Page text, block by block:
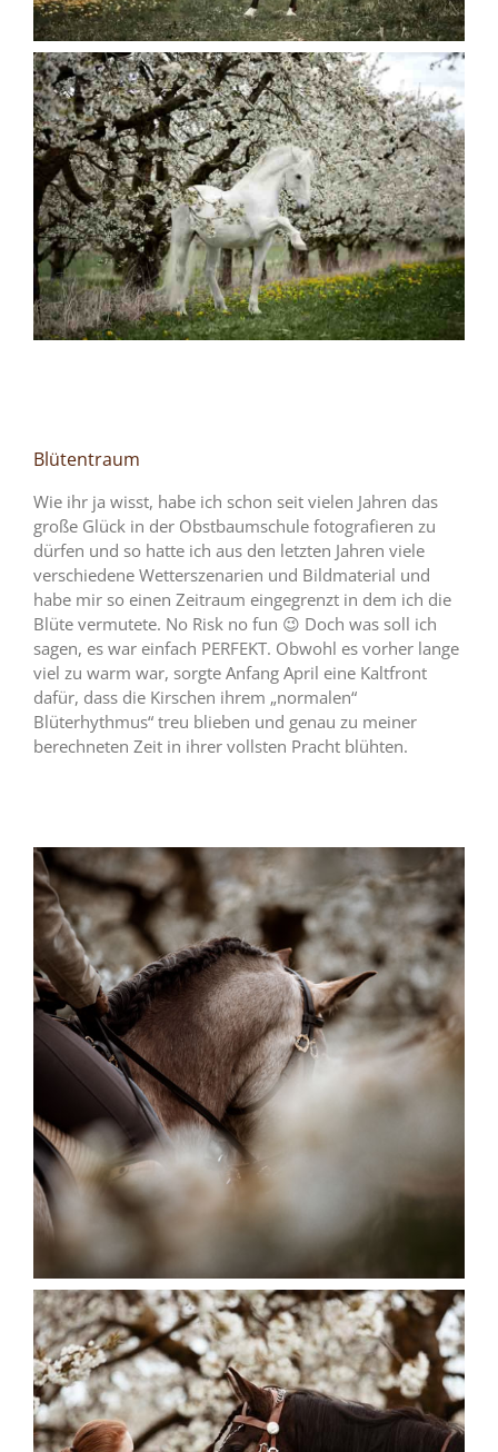
Blütentraum
Wie ihr ja wisst, habe ich schon seit vielen Jahren das
große Glück in der Obstbaumschule fotografieren zu
dürfen und so hatte ich aus den letzten Jahren viele
verschiedene Wetterszenarien und Bildmaterial und
habe mir so einen Zeitraum eingegrenzt in dem ich die
Blüte vermutete. No Risk no fun 😉 Doch was soll ich
sagen, es war einfach PERFEKT. Obwohl es vorher lange
viel zu warm war, sorgte Anfang April eine Kaltfront
dafür, dass die Kirschen ihrem „normalen“
Blüterhythmus“ treu blieben und genau zu meiner
berechneten Zeit in ihrer vollsten Pracht blühten.